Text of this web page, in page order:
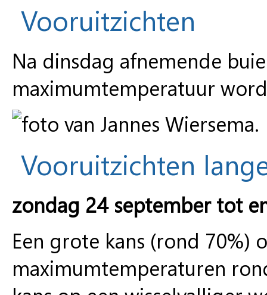
Vooruitzichten
Na dinsdag afnemende
maximumtemperatuur
Vooruitzichten
zondag 24 september tot
Een grote kans (rond
maximumtemperaturen